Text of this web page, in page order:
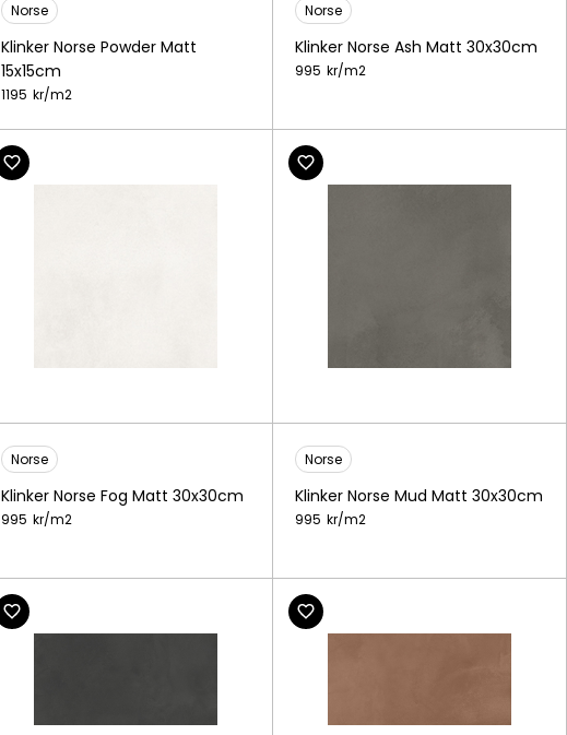
Norse
Klinker Norse Powder Matt
15x15cm
1195 kr/m2
Norse
Klinker Norse Ash Matt 30x30cm
995 kr/m2
Norse
Klinker Norse Fog Matt 30x30cm
995 kr/m2
Norse
Klinker Norse Mud Matt 30x30cm
995 kr/m2